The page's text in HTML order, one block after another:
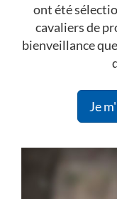
ont été
cavaliers de
bienveillance
Je